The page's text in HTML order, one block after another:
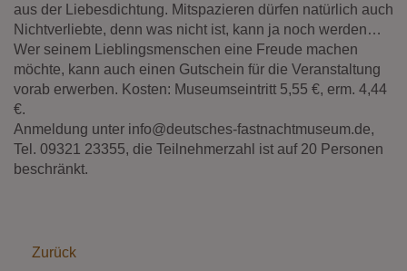
Diese Website nutzt Matomo Analytics für die Auswertung der
Seitenaufrufe als Statistik. Die hierdurch gespeicherten Daten werden
ausschließlich auf unseren eigenen Servern gespeichert. Eine
Übertragung an Dritte erfolgt nicht. Wir verwenden die Funktion
AnonymizeIP zur Anonymisierung Ihrer IP-Adresse, so dass diese gekürzt
wird und nicht mehr Ihrem Besuch auf unserer Internetseite zugeordnet
YouTube / Vimeo
Videos werden über die Plattformen YouTube oder Vimeo eingebunden.
aus der Liebesdichtung. Mitspazieren dürfen natürlich auch
Nichtverliebte, denn was nicht ist, kann ja noch werden…
Wer seinem Lieblingsmenschen eine Freude machen
möchte, kann auch einen Gutschein für die Veranstaltung
vorab erwerben. Kosten: Museumseintritt 5,55 €, erm. 4,44
€.
Anmeldung unter info@deutsches-fastnachtmuseum.de,
Tel. 09321 23355, die Teilnehmerzahl ist auf 20 Personen
beschränkt.
Zurück